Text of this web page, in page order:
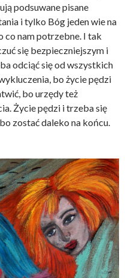
podsuwane pisane
i tylko Bóg jeden wie na
co nam potrzebne. I tak
się bezpieczniejszym i
odciąć się od wszystkich
bo życie pędzi
bo urzędy też
Życie pędzi i trzeba się
zostać daleko na końcu.